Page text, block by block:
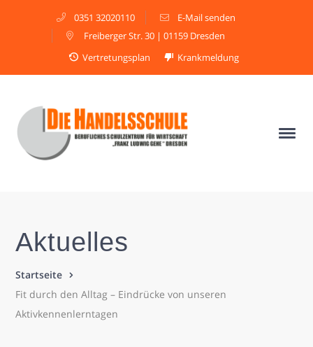
0351 32020110
E-Mail senden
Freiberger Str. 30 | 01159 Dresden
Vertretungsplan
Krankmeldung
Aktuelles
Startseite
Fit durch den Alltag – Eindrücke von unseren
Aktivkennenlerntagen